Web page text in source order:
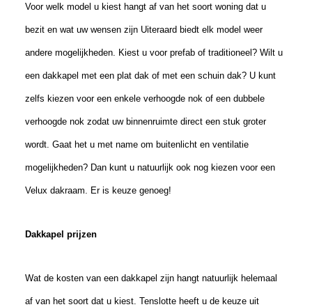
Voor welk model u kiest hangt af van het soort woning dat u
bezit en wat uw wensen zijn Uiteraard biedt elk model weer
andere mogelijkheden. Kiest u voor prefab of traditioneel? Wilt u
een dakkapel met een plat dak of met een schuin dak? U kunt
zelfs kiezen voor een enkele verhoogde nok of een dubbele
verhoogde nok zodat uw binnenruimte direct een stuk groter
wordt. Gaat het u met name om buitenlicht en ventilatie
mogelijkheden? Dan kunt u natuurlijk ook nog kiezen voor een
Velux dakraam. Er is keuze genoeg!
Dakkapel prijzen
Wat de kosten van een dakkapel zijn hangt natuurlijk helemaal
af van het soort dat u kiest. Tenslotte heeft u de keuzeuit